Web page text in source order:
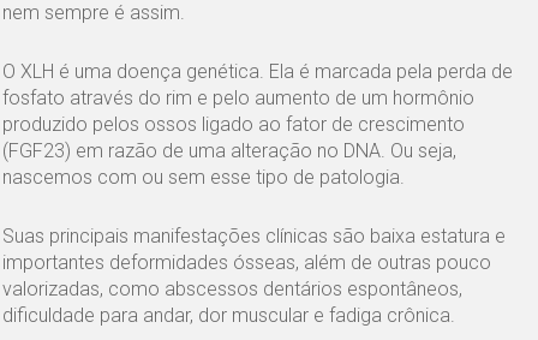
nem sempre é assim.
O XLH é uma doença genética. Ela é marcada pela perda de
fosfato através do rim e pelo aumento de um hormônio
produzido pelos ossos ligado ao fator de crescimento
(FGF23) em razão de uma alteração no DNA. Ou seja,
nascemos com ou sem esse tipo de patologia.
Suas principais manifestações clínicas são baixa estatura e
importantes deformidades ósseas, além de outras pouco
valorizadas, como abscessos dentários espontâneos,
dificuldade para andar, dor muscular e fadiga crônica.